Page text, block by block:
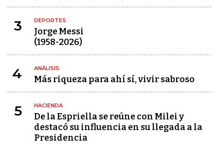
3 DEPORTES
Jorge Messi
(1958-2026)
4 ANÁLISIS
Más riqueza para ahí sí, vivir sabroso
5 HACIENDA
De la Espriella se reúne con Milei y
destacó su influencia en su llegada a la
Presidencia